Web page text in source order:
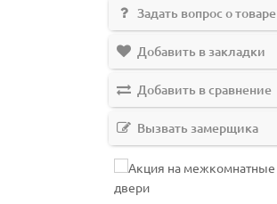
Задать вопрос о товаре
Добавить в закладки
Добавить в сравнение
Вызвать замерщика